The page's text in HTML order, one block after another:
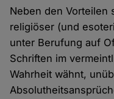
Neben den Vorteilen
religiöser (und
unter Berufung auf
Schriften im
Wahrheit wähnt,